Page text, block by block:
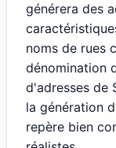
générera des
noms de rues
dénomination
d'adresses de
la génération
repère bien